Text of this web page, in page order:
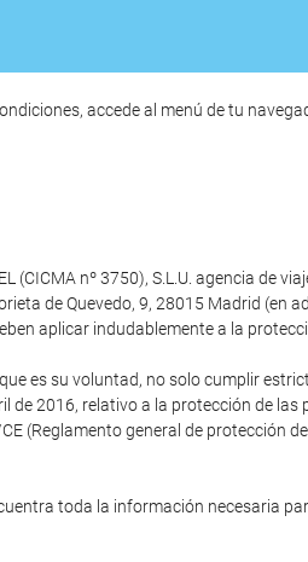
accede al menú de tu
(CICMA nº 3750), S.L.U. agencia de
de Quevedo, 9, 28015 Madrid
aplicar indudablemente a la
es su voluntad, no solo cumplir
de 2016, relativo a la protección de
(Reglamento general de protección
toda la información necesaria